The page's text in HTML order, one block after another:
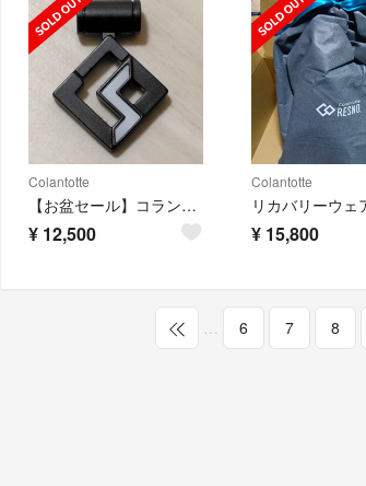
Colantotte
【お盆セール】コラントッテ SPORTS PRO マグチタンネックレスSG160
¥ 12,500
Colantotte
¥ 15,800
… 6 7 8